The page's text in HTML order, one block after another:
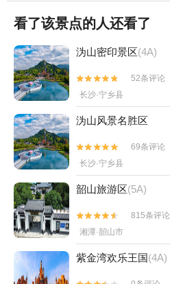
看了该景点的人还看了
沩山密印景区(4A)


52条评论
长沙·宁乡县
沩山风景名胜区


69条评论
长沙·宁乡县
韶山旅游区(5A)


815条评论
湘潭·韶山市
紫金湾欢乐王国(4A)